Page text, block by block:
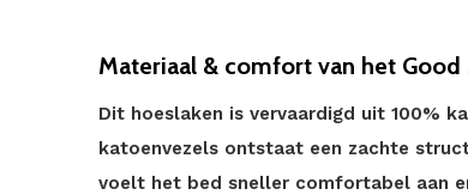
Materiaal & comfort van het
Dit hoeslaken is vervaardigd uit 100%
katoenvezels ontstaat een zachte
voelt het bed sneller comfortabel aan